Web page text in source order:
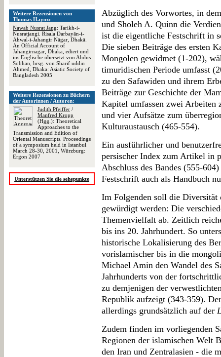
Weitere Rezensionen von
Thomas Hayoz:
Nawab Nusrat Jang: Tarikh-i-
Nusratjangi. Risala Darbayān-i-
Ahwal-i-Jahangir Nāgar, Dhakā.
An Official Account of
Jahangirnagar, Dhaka, ediert und
ins Englische übersetzt von Abdus
Sobhan, hrsg. von Sharif uddin
Ahmed, Dhaka: Asiatic Society of
Bangladesh 2005
Weitere Rezensionen zu Büchern
der Autorinnen / Autoren:
Judith Pfeiffer /
Manfred Kropp
(Hgg.): Theoretical
Approaches to the
Transmission and Edition of
Oriental Manuscripts. Proceedings
of a symposium held in Istanbul
March 28-30, 2001, Würzburg:
Ergon 2007
Unterstützen Sie die sehepunkte
Abzüglich des Vorwortes, in
und Sholeh A. Quinn die
ist die eigentliche Festschrift in
Die sieben Beiträge des ersten
Mongolen gewidmet (1-202),
timuridischen Periode umfasst
zu den Safawiden und ihrem
Beiträge zur Geschichte der
Kapitel umfassen zwei Arbeiten
und vier Aufsätze zum
Kulturaustausch (465-554).
Ein ausführlicher und
persischer Index zum Artikel in
Abschluss des Bandes (555-
Festschrift auch als Handbuch
Im Folgenden soll die Diversität
gewürdigt werden: Die
Themenvielfalt ab. Zeitlich
bis ins 20. Jahrhundert. So
historische Lokalisierung des
vorislamischer bis in die
Michael Amin den Wandel des
Jahrhunderts von der
zu demjenigen der
Republik aufzeigt (343-359).
allerdings grundsätzlich auf der
Zudem finden im vorliegenden
Regionen der islamischen Welt
den Iran und Zentralasien - die